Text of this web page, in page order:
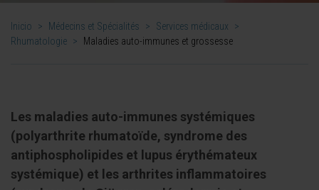
Inicio > Médecins et Spécialités > Services médicaux
>
Rhumatologie > Maladies auto-immunes et grossesse
Les maladies auto-immunes systémiques
(polyarthrite rhumatoïde, syndrome des
antiphospholipides et lupus érythémateux
systémique) et les arthrites inflammatoires